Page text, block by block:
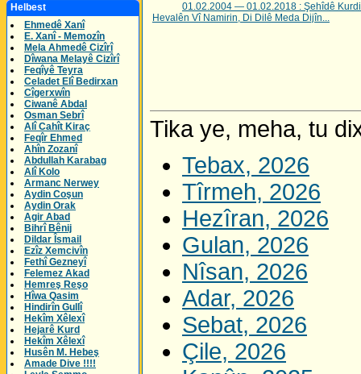
Helbest
Ehmedê Xanî
E. Xanî - Memozîn
Mela Ahmedê Cizîrî
Dîwana Melayê Cizîrî
Feqîyê Teyra
Celadet Elî Bedirxan
Cîgerxwîn
Ciwanê Abdal
Osman Sebrî
Alî Cahît Kiraç
Feqîr Ehmed
Ahîn Zozanî
Abdullah Karabag
Alî Kolo
Armanc Nerwey
Aydin Coşun
Aydin Orak
Agir Abad
Bihrî Bênij
Dildar Îsmail
Ezîz Xemcivîn
Fethî Gezneyî
Felemez Akad
Hemreş Reşo
Hîwa Qasim
Hindirîn Gullî
Hekîm Xêlexî
Hejarê Kurd
Hekîm Xêlexî
Husên M. Hebeş
Amade Dive !!!!
01.02.2004 — 01.02.2018 : Şehîdê
Hevalên Vî Namirin, Di Dilê Meda Dijîn...
Tika ye, meha, tu
Tebax, 2026
Tîrmeh, 2026
Hezîran, 2026
Gulan, 2026
Nîsan, 2026
Adar, 2026
Sebat, 2026
Çile, 2026